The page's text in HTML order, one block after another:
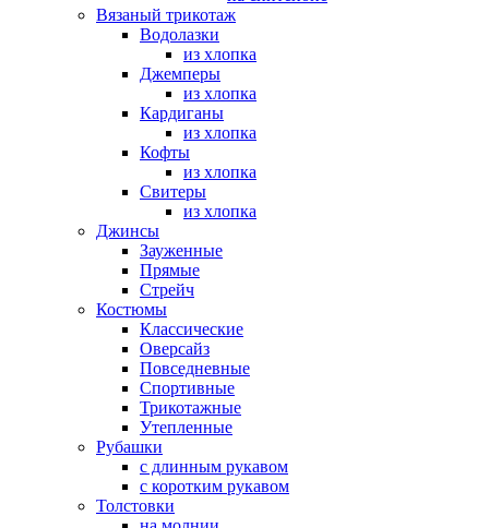
Вязаный трикотаж
Водолазки
из хлопка
Джемперы
из хлопка
Кардиганы
из хлопка
Кофты
из хлопка
Свитеры
из хлопка
Джинсы
Зауженные
Прямые
Стрейч
Костюмы
Классические
Оверсайз
Повседневные
Спортивные
Трикотажные
Утепленные
Рубашки
с длинным рукавом
с коротким рукавом
Толстовки